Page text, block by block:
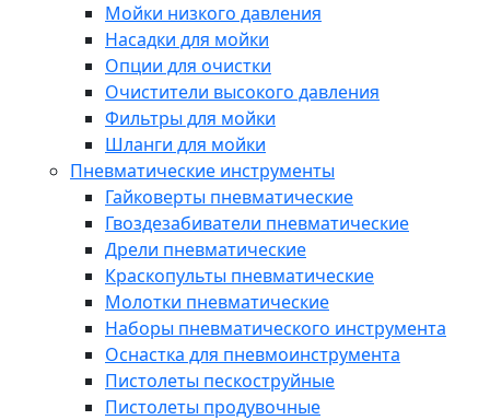
Мойки низкого давления
Насадки для мойки
Опции для очистки
Очистители высокого давления
Фильтры для мойки
Шланги для мойки
Пневматические инструменты
Гайковерты пневматические
Гвоздезабиватели пневматические
Дрели пневматические
Краскопульты пневматические
Молотки пневматические
Наборы пневматического инструмента
Оснастка для пневмоинструмента
Пистолеты пескоструйные
Пистолеты продувочные